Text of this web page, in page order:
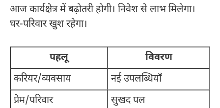
आज कार्यक्षेत्र में बढ़ोतरी होगी। निवेश से लाभ मिलेगा।
घर-परिवार खुश रहेगा।
पहलू
विवरण
करियर/व्यवसाय
नई उपलब्धियाँ
प्रेम/परिवार
सुखद पल